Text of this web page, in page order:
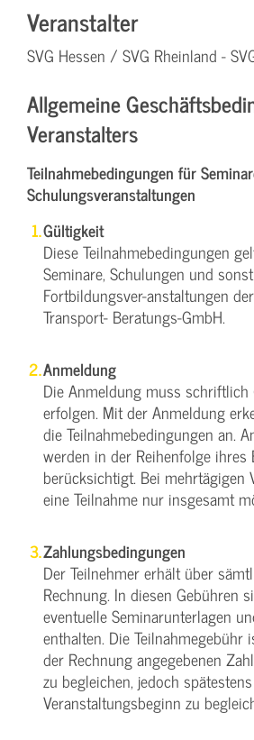
Veranstalter
SVG Hessen / SVG Rheinland -
Allgemeine
Veranstalters
Teilnahmebedingungen für
Schulungsveranstaltungen
Gültigkeit
Diese Teilnahmebedingungen
Seminare, Schulungen und
Fortbildungsver-anstaltungen
Transport- Beratungs-GmbH.
Anmeldung
Die Anmeldung muss schriftlich
erfolgen. Mit der Anmeldung
die Teilnahmebedingungen an.
werden in der Reihenfolge ihres
berücksichtigt. Bei mehrtägigen
eine Teilnahme nur insgesamt
Zahlungsbedingungen
Der Teilnehmer erhält über
Rechnung. In diesen Gebühren
eventuelle Seminarunterlagen
enthalten. Die Teilnahmegebühr
der Rechnung angegebenen
zu begleichen, jedoch
Veranstaltungsbeginn zu